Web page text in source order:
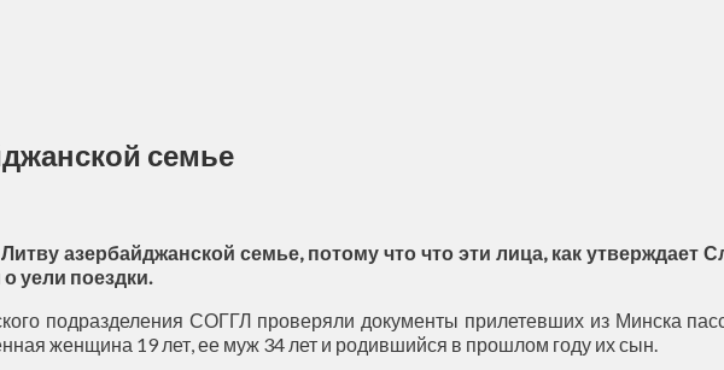
семье
азербайджанской семье, потому что что эти лица, как утверждает
уели поездки.
подразделения СОГГЛ проверяли документы прилетевших из Минска
женщина 19 лет, ее муж 34 лет и родившийся в прошлом году их сын.